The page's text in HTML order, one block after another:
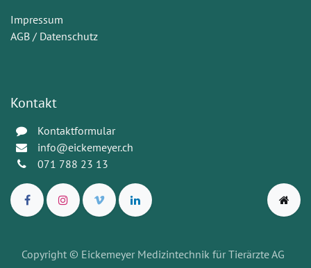
Impressum
AGB / Datenschutz
Kontakt
Kontaktformular
info@eickemeyer.ch
071 788 23 13
Copyright © Eickemeyer Medizintechnik für Tierärzte AG